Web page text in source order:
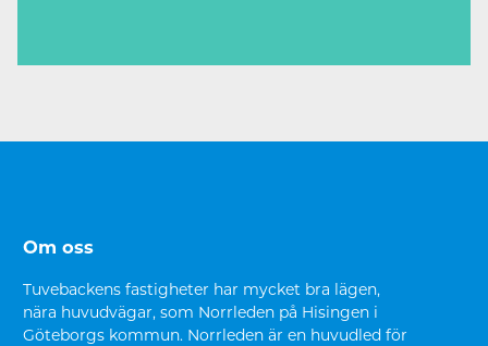
Om oss
Tuvebackens fastigheter har mycket bra lägen,
nära huvudvägar, som Norrleden på Hisingen i
Göteborgs kommun. Norrleden är en huvudled för